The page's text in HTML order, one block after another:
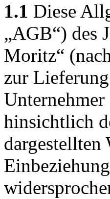
1.1 Diese
„AGB“) des
Moritz“
zur
hinsichtlich